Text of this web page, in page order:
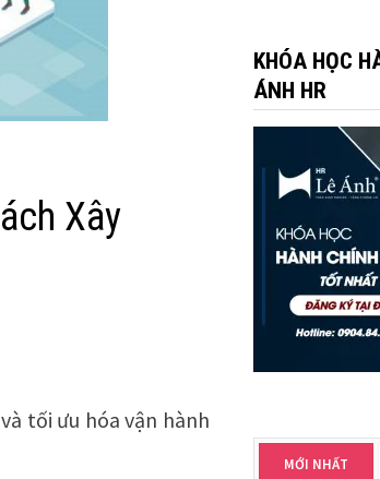
Xây
tối ưu hóa vận hành
KHÓA HỌC
ÁNH HR
MỚI NHẤT